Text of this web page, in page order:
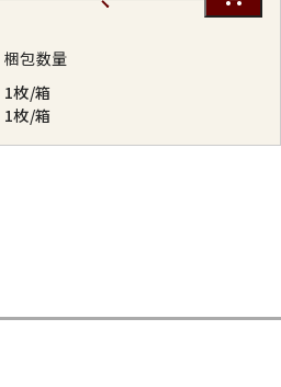
梱包数量
1枚/箱
1枚/箱